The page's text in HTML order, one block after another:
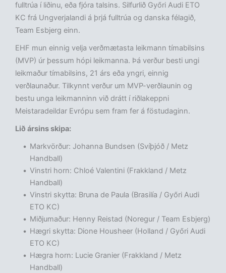
fulltrúa í liðinu, eða fjóra talsins. Silfurlið Győri Audi ETO
KC frá Ungverjalandi á þrjá fulltrúa og danska félagið,
Team Esbjerg einn.
EHF mun einnig velja verðmætasta leikmann tímabilsins
(MVP) úr þessum hópi leikmanna. Þá verður besti ungi
leikmaður tímabilsins, 21 árs eða yngri, einnig
verðlaunaður. Tilkynnt verður um MVP-verðlaunin og
bestu unga leikmanninn við drátt í riðlakeppni
Meistaradeildar Evrópu sem fram fer á föstudaginn.
Lið ársins skipa:
Markvörður: Johanna Bundsen (Svíþjóð / Metz
Handball)
Vinstri horn: Chloé Valentini (Frakkland / Metz
Handball)
Vinstri skytta: Bruna de Paula (Brasilía / Győri Audi
ETO KC)
Miðjumaður: Henny Reistad (Noregur / Team Esbjerg)
Hægri skytta: Dione Housheer (Holland / Győri Audi
ETO KC)
Hægra horn: Lucie Granier (Frakkland / Metz
Handball)